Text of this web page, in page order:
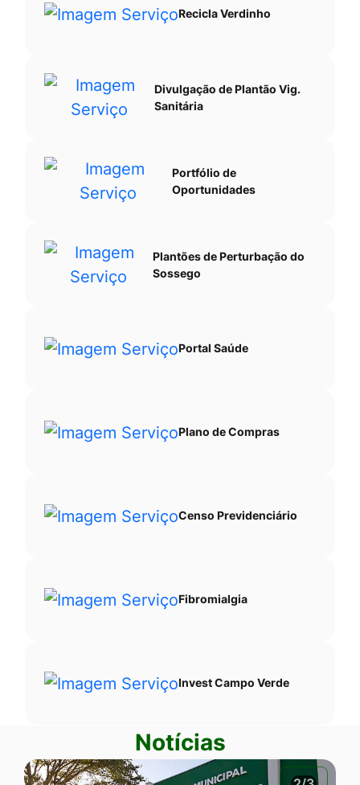
Recicla Verdinho
Divulgação de Plantão Vig.
Sanitária
Portfólio de
Oportunidades
Plantões de Perturbação do
Sossego
Portal Saúde
Plano de Compras
Censo Previdenciário
Fibromialgia
Invest Campo Verde
Notícias